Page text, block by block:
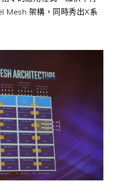
Mesh 架構，同時秀出X系